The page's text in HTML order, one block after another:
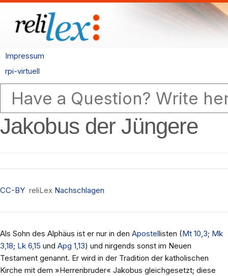
Impressum
rpi-virtuell
Jakobus der Jüngere
CC-BY reliLex Nachschlagen
Als Sohn des Alphäus ist er nur in den Apostellisten (Mt 10,3; Mk
3,18; Lk 6,15 und Apg 1,13) und nirgends sonst im Neuen
Testament genannt. Er wird in der Tradition der katholischen
Kirche mit dem »Herrenbruder« Jakobus gleichgesetzt; diese